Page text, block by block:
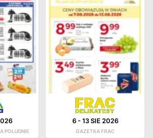
POŁUDNIE
6-13 SIE 2026
GAZETKA FRAC